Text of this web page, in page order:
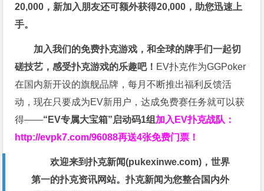
20,000，新加入朋友还可额外获得20,000，助您迅速上
手。
加入我们的免费扑克游戏，和全球的牌手们一起切
磋技艺，感受扑克游戏的乐趣吧！ EV扑克作为GGPoker
在国内新开设的旗舰品牌，每月不断推出福利反馈活
动，现在只要成为EV新用户，达成免费赛任务就可以获
得——“EV专属大宝箱”启动码1组 加入EV扑克战队：
http://evpk7.com/96088再送4张免费门票！
欢迎来到扑克新闻(pukexinwe.com)，世界
第一的扑克资讯网站。扑克新闻为您整合国内外